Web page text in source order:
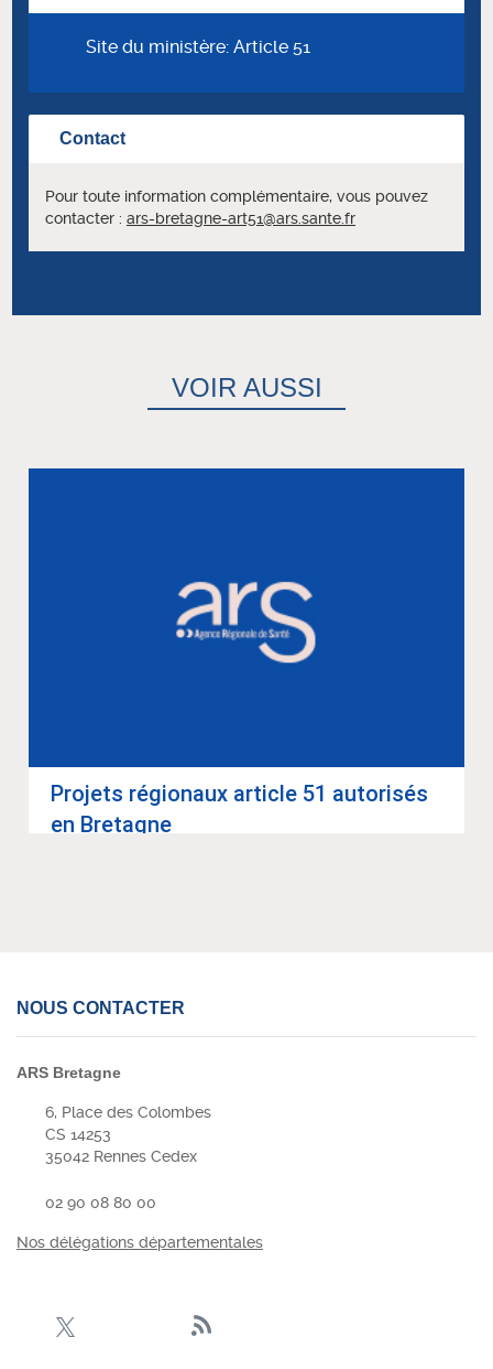
Site du ministère: Article 51
Contact
Pour toute information complémentaire, vous pouvez
contacter : ars-bretagne-art51@ars.sante.fr
VOIR AUSSI
Pro­jets régio­naux article 51 auto­ri­sés
en Bre­tagne
NOUS CONTACTER
ARS Bretagne
6, Place des Colombes
CS 14253
35042 Rennes Cedex
02 90 08 80 00
Nos délégations départementales